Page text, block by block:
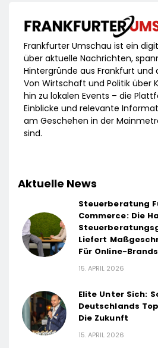
Frankfurter Umschau ist ein
über aktuelle Nachrichten,
Hintergründe aus Frankfurt und
Von Wirtschaft und Politik über
hin zu lokalen Events – die
Einblicke und relevante
am Geschehen in der
sind.
Aktuelle News
Steuerberatung
Commerce: Die
Liefert
Für Online-Brands
15. APRIL 2026
Elite Unter Sich:
Deutschlands
Die Zukunft
15. APRIL 2026